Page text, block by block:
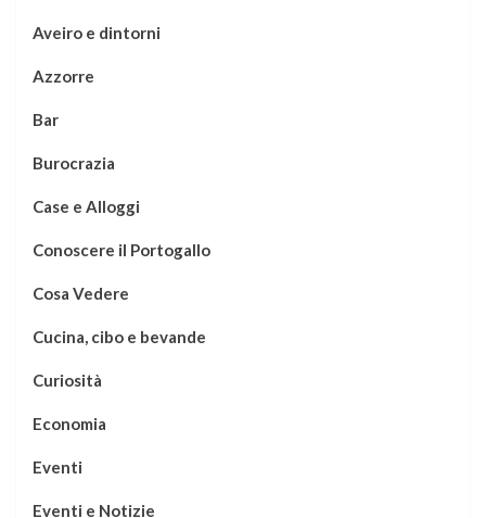
Aveiro e dintorni
Azzorre
Bar
Burocrazia
Case e Alloggi
Conoscere il Portogallo
Cosa Vedere
Cucina, cibo e bevande
Curiosità
Economia
Eventi
Eventi e Notizie